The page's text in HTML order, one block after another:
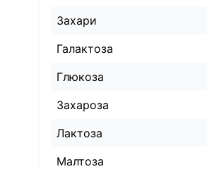
Захари
Галактоза
Глюкоза
Захароза
Лактоза
Малтоза